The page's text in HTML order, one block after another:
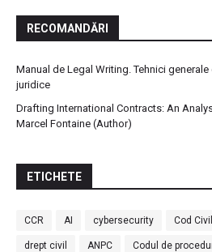
RECOMANDĂRI
Manual de Legal Writing. Tehnici
juridice
Drafting International Contracts: An
Marcel Fontaine (Author)
ETICHETE
CCR AI cybersecurity Cod Civil
drept civil ANPC Codul de